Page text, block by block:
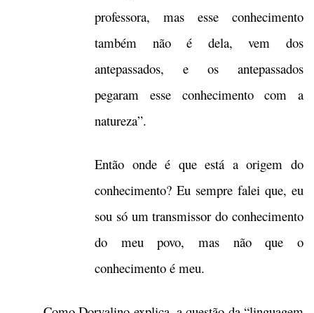
professora, mas esse conhecimento
também não é dela, vem dos
antepassados, e os antepassados
pegaram esse conhecimento com a
natureza”.
Então onde é que está a origem do
conhecimento? Eu sempre falei que, eu
sou só um transmissor do conhecimento
do meu povo, mas não que o
conhecimento é meu.